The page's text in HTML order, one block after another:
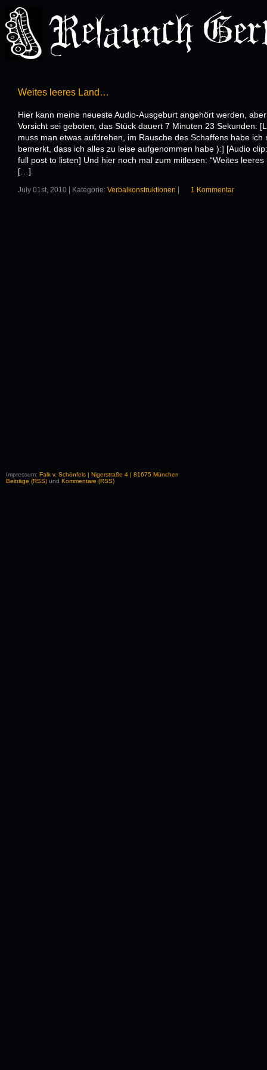
Weites leeres Land…
Hier kann meine neueste Audio-Ausgeburt angehört werden, aber
Vorsicht sei geboten, das Stück dauert 7 Minuten 23 Sekunden:
muss man etwas aufdrehen, im Rausche des Schaffens habe ich
bemerkt, dass ich alles zu leise aufgenommen habe ):] [Audio
full post to listen] Und hier noch mal zum mitlesen: “Weites leeres
[…]
July 01st, 2010 | Kategorie: Verbalkonstruktionen 1 Kommentar
Impressum: Falk v. Schönfels | Nigerstraße 4 | 81675 München
Beiträge (RSS) und Kommentare (RSS)